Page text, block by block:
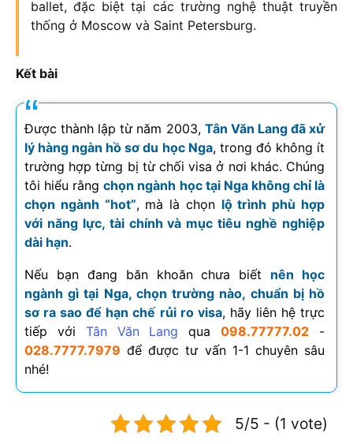
ballet, đặc biệt tại các trường nghệ thuật truyền
thống ở Moscow và Saint Petersburg.
Kết bài
Được thành lập từ năm 2003, Tân Văn Lang đã xử
lý hàng ngàn hồ sơ du học Nga, trong đó không ít
trường hợp từng bị từ chối visa ở nơi khác. Chúng
tôi hiểu rằngchọn ngành học tại Nga không chỉ là
chọn ngành “hot”, mà là chọn lộ trình phù hợp
với năng lực, tài chính và mục tiêu nghề nghiệp
dài hạn.
Nếu bạn đang băn khoăn chưa biết nên học
ngành gì tại Nga, chọn trường nào, chuẩn bị hồ
sơ ra sao để hạn chế rủi ro visa, hãy liên hệ trực
tiếp với Tân Văn Lang qua098.77777.02 -
028.7777.7979 để được tư vấn 1-1 chuyên sâu
nhé!
5/5 - (1 vote)